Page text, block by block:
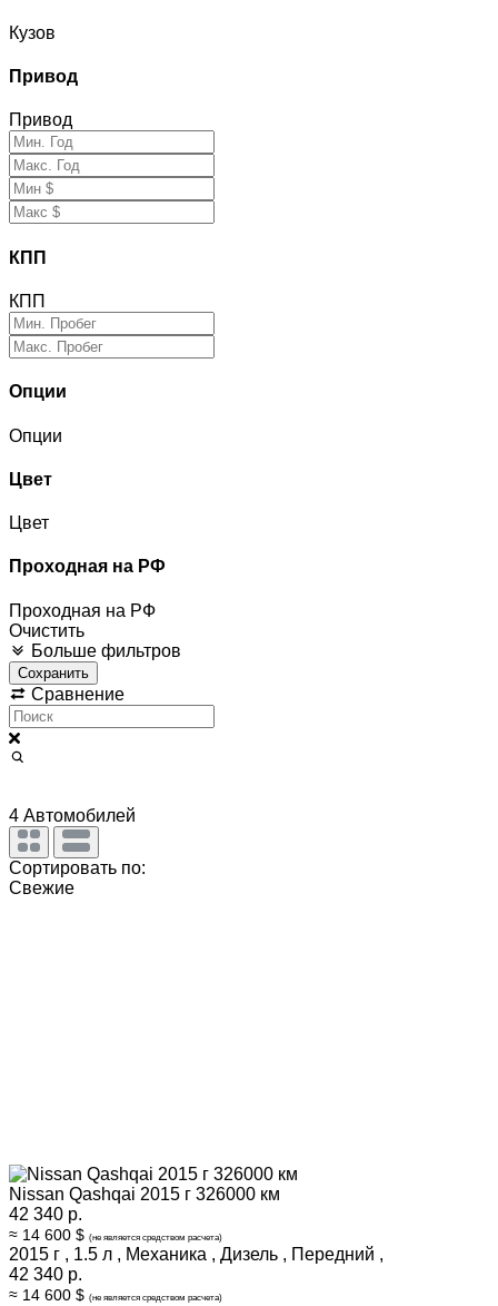
Кузов
Привод
Привод
КПП
КПП
Опции
Опции
Цвет
Цвет
Проходная на РФ
Проходная на РФ
Очистить
Больше фильтров
Сохранить
Сравнение
4 Автомобилей
Сортировать по:
Свежие
Nissan Qashqai 2015 г 326000 км
42 340 р.
≈ 14 600 $ (не является средством расчета)
2015 г , 1.5 л , Механика , Дизель , Передний ,
42 340 р.
≈ 14 600 $ (не является средством расчета)